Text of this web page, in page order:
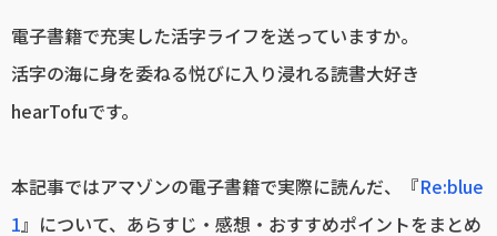
電子書籍で充実した活字ライフを送っていますか。
活字の海に身を委ねる悦びに入り浸れる読書大好き
hearTofuです。
本記事ではアマゾンの電子書籍で実際に読んだ、『Re:blue
1』について、あらすじ・感想・おすすめポイントをまとめ